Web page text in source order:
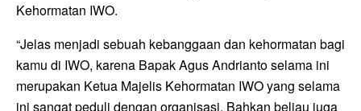
Kehormatan IWO.
“Jelas menjadi sebuah kebanggaan dan kehormatan bagi
kamu di IWO, karena Bapak Agus Andrianto selama ini
merupakan Ketua Majelis Kehormatan IWO yang selama
ini sangat peduli dengan organisasi. Bahkan beliau juga